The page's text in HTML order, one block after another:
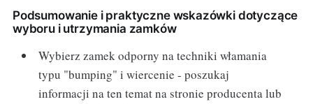
Podsumowanie i praktyczne wskazówki dotyczące
wyboru i utrzymania zamków
Wybierz zamek odporny na techniki włamania
typu "bumping" i wiercenie - poszukaj
informacji na ten temat na stronie producenta lub